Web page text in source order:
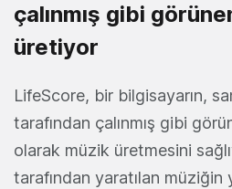
çalınmış gibi
üretiyor
LifeScore, bir bilgisayarın,
tarafından çalınmış gibi
olarak müzik üretmesini
tarafından yaratılan müziğin